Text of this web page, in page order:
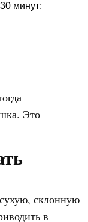
минут;
Это
склонную
в